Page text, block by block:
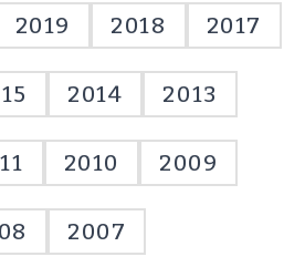
2019 2018 2017
2014 2013
2010 2009
2007